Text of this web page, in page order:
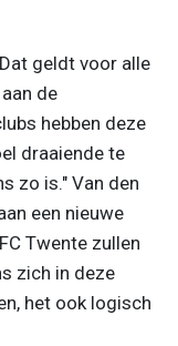
geldt voor alle
de
hebben deze
draaiende te
zo is." Van den
een nieuwe
Twente zullen
zich in deze
het ook logisch